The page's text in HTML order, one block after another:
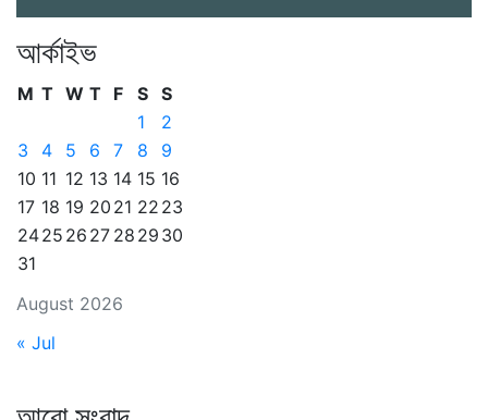
আর্কাইভ
August 2026
M T W T F S S
1
2
3
4 5 6 7 8
9
10 11 12 13 14 15 16
17 18 19 20 21 22 23
2425 26 27 28 29 30
31
« Jul